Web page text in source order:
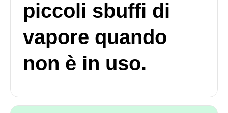
piccoli sbuffi di
vapore quando
non è in uso.